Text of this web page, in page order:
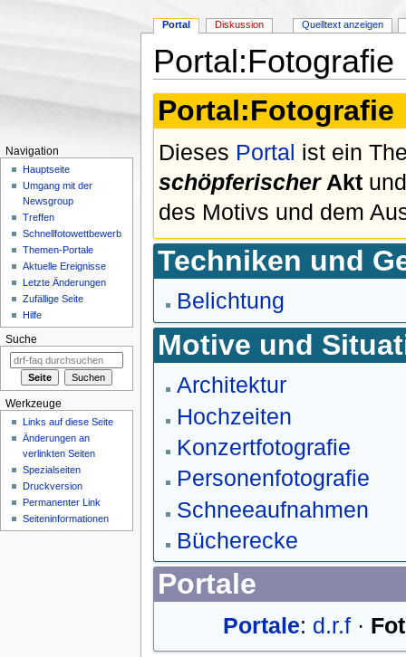
Portal:Fotografie
Portal:Fotografie
Dieses Portal ist ein
schöpferischerAkt
des Motivs und dem
Techniken und
Belichtung
Motive und
Architektur
Hochzeiten
Konzertfotografie
Personenfotografie
Schneeaufnahmen
Bücherecke
Portale
Portale: d.r.f·
Portal Diskussion Quelltext anzeigen
Navigation
Hauptseite
Umgang mit der
Newsgroup
Treffen
Schnellfotowettbewerb
Themen-Portale
Aktuelle Ereignisse
Letzte Änderungen
Zufällige Seite
Hilfe
Suche
Werkzeuge
Links auf diese Seite
Änderungen an
verlinkten Seiten
Spezialseiten
Druckversion
Permanenter Link
Seiten­informationen